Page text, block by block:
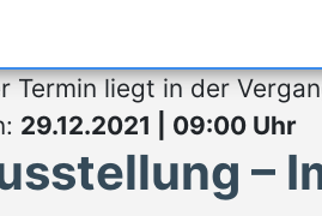
Termin liegt in der
29.12.2021 | 09:00 Uhr
–